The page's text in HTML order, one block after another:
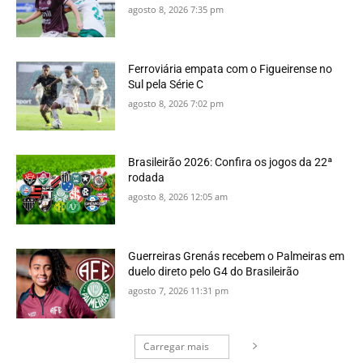
agosto 8, 2026 7:35 pm
Ferroviária empata com o Figueirense no
Sul pela Série C
agosto 8, 2026 7:02 pm
Brasileirão 2026: Confira os jogos da 22ª
rodada
agosto 8, 2026 12:05 am
Guerreiras Grenás recebem o Palmeiras em
duelo direto pelo G4 do Brasileirão
agosto 7, 2026 11:31 pm
Carregar mais